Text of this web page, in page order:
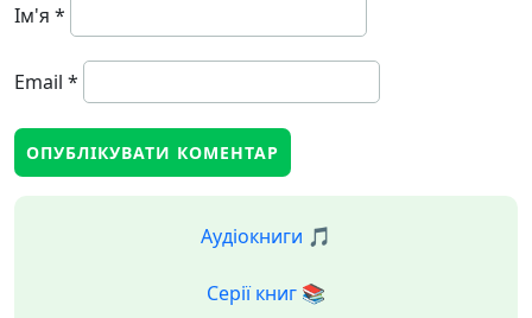
Ім'я *
Email *
Аудіокниги 🎵
Серії книг 📚